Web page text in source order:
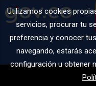
Utilizamos cookies
servicios, procurar tu
preferencia y conocer
navegando, estarás
configuración u obtener